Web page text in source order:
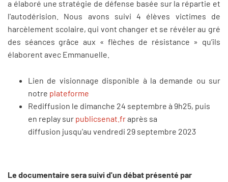
a élaboré une stratégie de défense basée sur la répartie et
l'autodérision. Nous avons suivi 4 élèves victimes de
harcèlement scolaire, qui vont changer et se révéler au gré
des séances grâce aux « flèches de résistance » qu’ils
élaborent avec Emmanuelle.
Lien de visionnage disponible à la demande ou sur
notre plateforme
Rediffusion le dimanche 24 septembre à 9h25, puis
en replay sur publicsenat.fraprès sa
diffusion jusqu'au vendredi 29 septembre 2023
Le documentaire sera suivi d'un débat présenté par